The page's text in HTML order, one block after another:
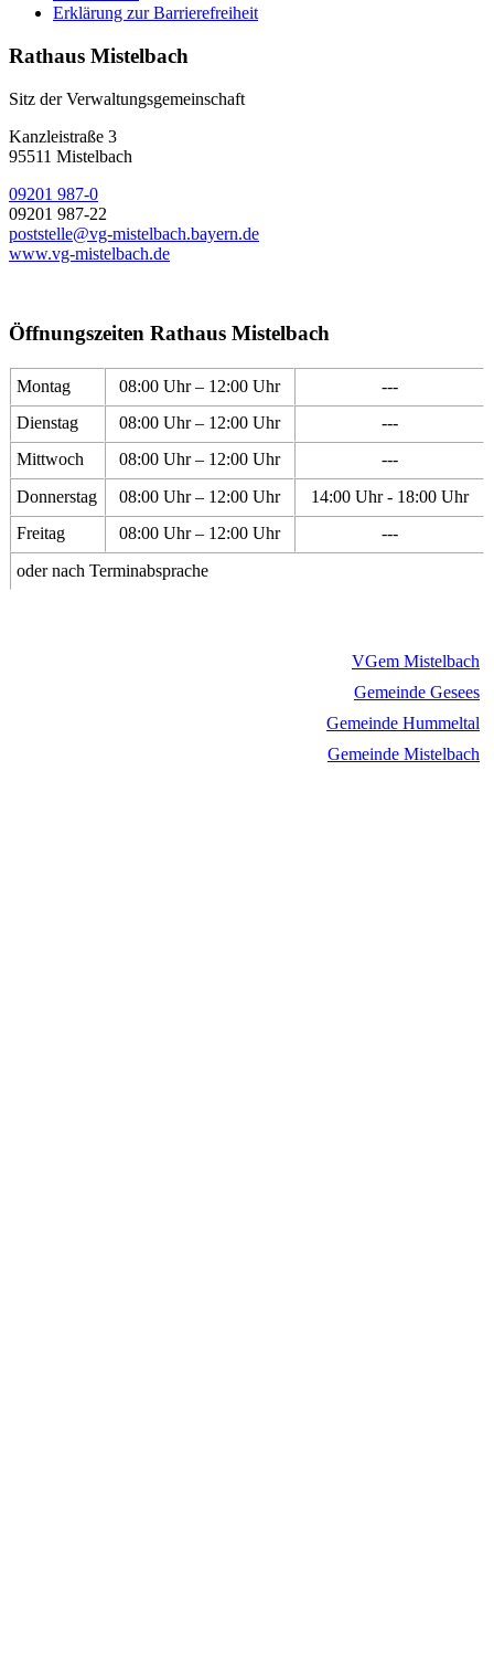
Erklärung zur Barrierefreiheit
Rathaus Mistelbach
Sitz der Verwaltungsgemeinschaft
Kanzleistraße 3
95511 Mistelbach
09201 987-0
09201 987-22
poststelle@vg-mistelbach.bayern.de
www.vg-mistelbach.de
Öffnungszeiten Rathaus Mistelbach
Montag 08:00 Uhr – 12:00 Uhr
---
Dienstag
08:00 Uhr – 12:00 Uhr
---
Mittwoch
08:00 Uhr – 12:00 Uhr
---
Donnerstag
08:00 Uhr – 12:00 Uhr
14:00 Uhr - 18:00 Uhr
Freitag
08:00 Uhr – 12:00 Uhr
---
oder nach Terminabsprache
VGem Mistelbach
Gemeinde Gesees
Gemeinde Hummeltal
Gemeinde Mistelbach